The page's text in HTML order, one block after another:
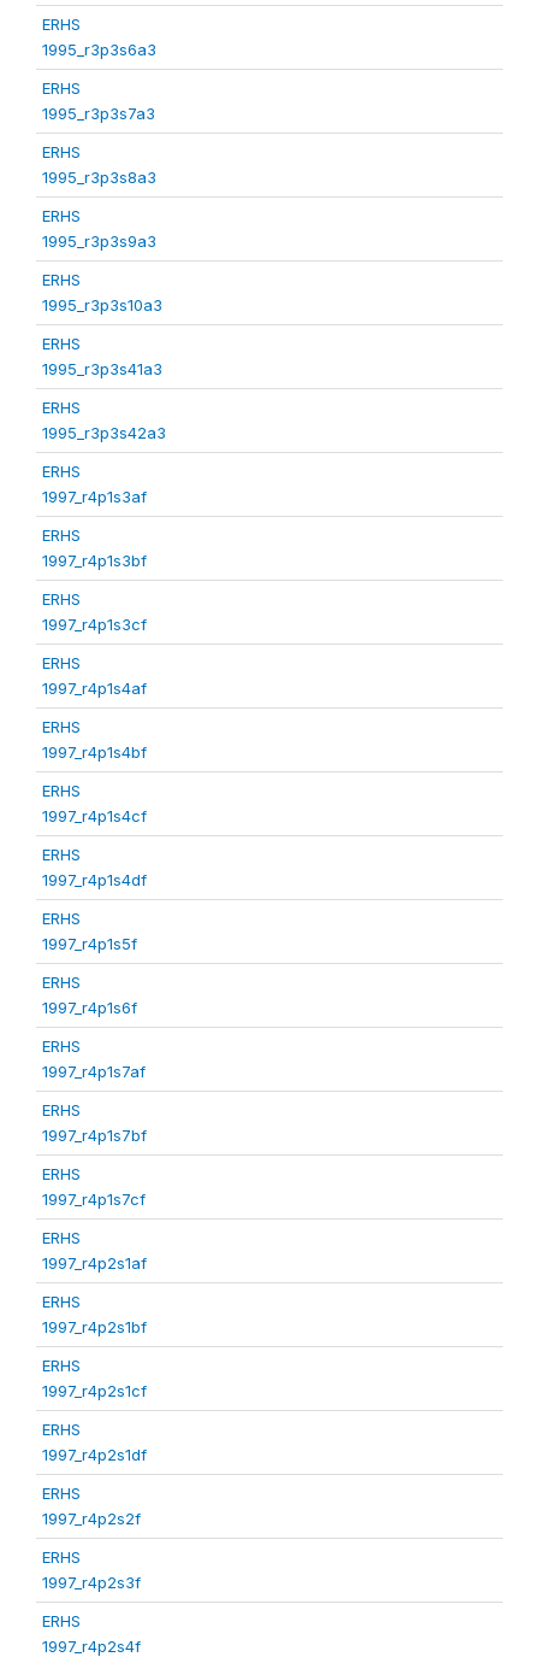
ERHS
1995_r3p3s6a3
ERHS
1995_r3p3s7a3
ERHS
1995_r3p3s8a3
ERHS
1995_r3p3s9a3
ERHS
1995_r3p3s10a3
ERHS
1995_r3p3s41a3
ERHS
1995_r3p3s42a3
ERHS
1997_r4p1s3af
ERHS
1997_r4p1s3bf
ERHS
1997_r4p1s3cf
ERHS
1997_r4p1s4af
ERHS
1997_r4p1s4bf
ERHS
1997_r4p1s4cf
ERHS
1997_r4p1s4df
ERHS
1997_r4p1s5f
ERHS
1997_r4p1s6f
ERHS
1997_r4p1s7af
ERHS
1997_r4p1s7bf
ERHS
1997_r4p1s7cf
ERHS
1997_r4p2s1af
ERHS
1997_r4p2s1bf
ERHS
1997_r4p2s1cf
ERHS
1997_r4p2s1df
ERHS
1997_r4p2s2f
ERHS
1997_r4p2s3f
ERHS
1997_r4p2s4f